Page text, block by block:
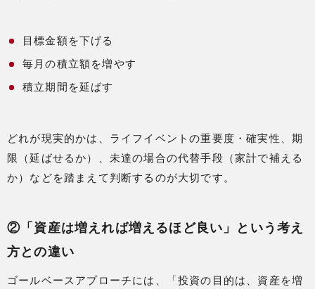
目標金額を下げる
毎月の積立額を増やす
積立期間を延ばす
どれが現実的かは、ライフイベントの重要度・確実性、期
限（延ばせるか）、未達の場合の代替手段（家計で補える
か）などを踏まえて判断するのが大切です。
②「資産は増えれば増えるほど良い」という考え
方との違い
ゴールベースアプローチには、「投資の目的は、資産を増